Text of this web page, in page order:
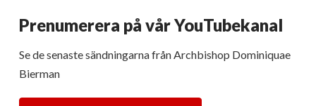
Prenumerera på vår YouTubekanal
Se de senaste sändningarna från Archbishop Dominiquae
Bierman